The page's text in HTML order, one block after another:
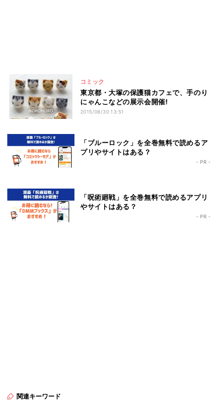
コミック
東京都・大塚の保護猫カフェで、手のり
にゃんこなどの展示会開催!
2015/06/30 13:51
「ブルーロック」を全巻無料で読めるア
プリやサイトはある？
- PR -
「呪術廻戦」を全巻無料で読めるアプリ
やサイトはある？
- PR -
関連キーワード